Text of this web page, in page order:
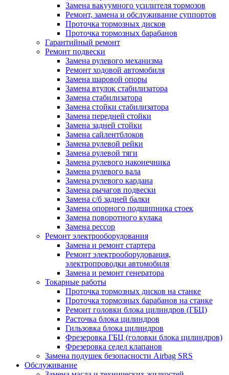
Замена вакуумного усилителя тормозов
Ремонт, замена и обслуживание суппортов
Проточка тормозных дисков
Проточка тормозных барабанов
Гарантийный ремонт
Ремонт подвески
Замена рулевого механизма
Ремонт ходовой автомобиля
Замена шаровой опоры
Замена втулок стабилизатора
Замена стабилизатора
Замена стойки стабилизатора
Замена передней стойки
Замена задней стойки
Замена сайлентблоков
Замена рулевой рейки
Замена рулевой тяги
Замена рулевого наконечника
Замена рулевого вала
Замена рулевого кардана
Замена рычагов подвески
Замена с/б задней балки
Замена опорного подшипника стоек
Замена поворотного кулака
Замена рессор
Ремонт электрооборудования
Замена и ремонт стартера
Ремонт электрооборудования,
электропроводки автомобиля
Замена и ремонт генератора
Токарные работы
Проточка тормозных дисков на станке
Проточка тормозных барабанов на станке
Ремонт головки блока цилиндров (ГБЦ)
Расточка блока цилиндров
Гильзовка блока цилиндров
Фрезеровка ГБЦ (головки блока цилиндров)
Фрезеровка седел клапанов
Замена подушек безопасности Airbag SRS
Обслуживание